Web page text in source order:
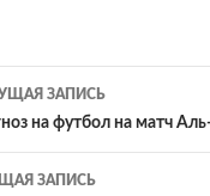
ЗАПИСЬ
на футбол на матч
ЗАПИСЬ